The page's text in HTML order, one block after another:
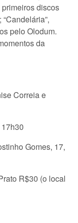
primeiros discos
pelo Olodum.
da
Correia e
Gomes, 17,
R$30 (o local